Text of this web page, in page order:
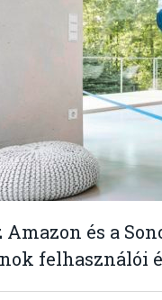
Amazon és a
felhasználói